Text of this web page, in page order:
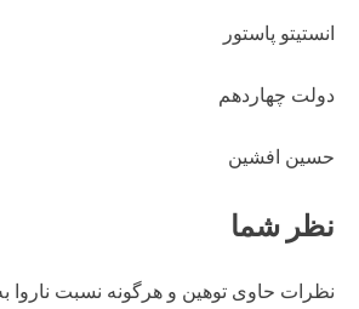
انستیتو پاستور
دولت چهاردهم
حسین افشین
نظر شما
نظرات حاوی توهین و هرگونه نسبت